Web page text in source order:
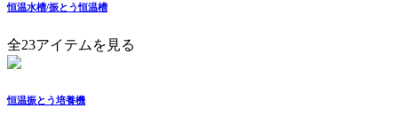
恒温水槽/振とう恒温槽
全23アイテムを見る
恒温振とう培養機